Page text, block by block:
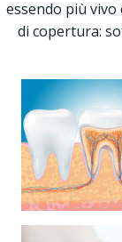
essendo più
di copertura: